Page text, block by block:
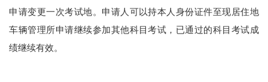
申请变更一次考试地。申请人可以持本人身份证件至现居住地
车辆管理所申请继续参加其他科目考试，已通过的科目考试成
绩继续有效。